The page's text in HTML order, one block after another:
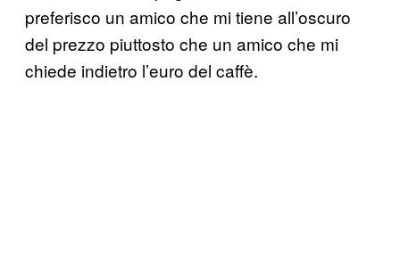
preferisco un amico che mi tiene all’oscuro
del prezzo piuttosto che un amico che mi
chiede indietro l’euro del caffè.